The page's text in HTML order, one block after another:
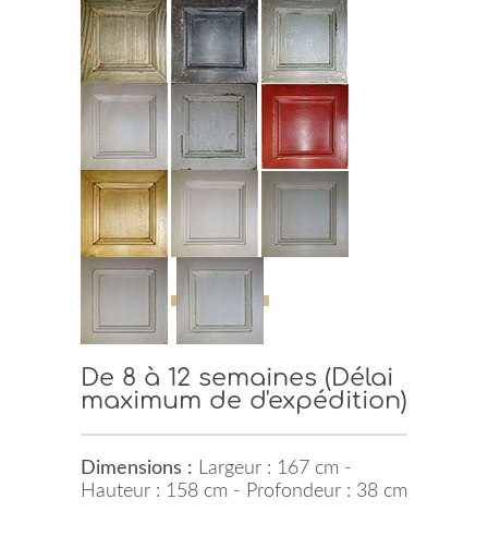
De 8 à 12 semaines (Délai
maximum de d'expédition)
Dimensions : Largeur : 167 cm -
Hauteur : 158 cm - Profondeur : 38 cm